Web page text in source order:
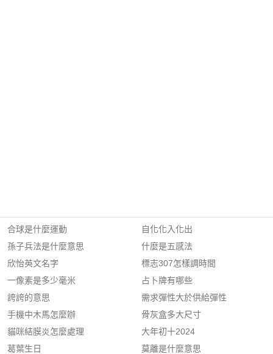
合球是什麼運動
孫子兵法是什麼意思
欣怡英文名字
一像素是多少毫米
誇誇的意思
手機中木馬怎麼辦
貓咪結膜炎怎麼處理
葛葉生日
自化化入化出
什麼是五感法
標志307怎樣調時間
占卜牌有哪些
需求彈性大於供給彈性
骨灰盒多大尺寸
大年初十2024
莫離是什麼意思